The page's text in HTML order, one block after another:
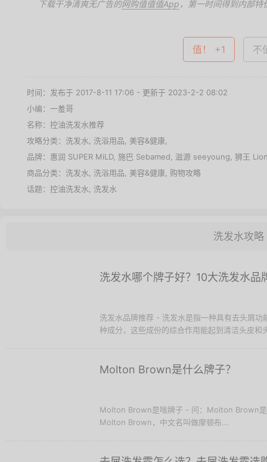
下载干净清爽无广告的网购值值值App ，第一时间得到内部特
值！ +1 不
时间：发布于 2017-8-11 17:06 - 更新于 2023-2-2 08:02
小编：一羞哥
名称： 控油洗发水推荐
攻略分类： 洗发水 洗浴用品 美容&健康
品牌： 惠润 SUPER MiLD, 施巴 Sebamed 滋源 seeyoung 狮王
商品分类： 洗发水 洗浴用品 美容&健康 购物攻略
话题： 控油洗发水 洗发水
洗发水攻略
洗发水哪个牌子好？10大洗发水品
洗发水品牌推荐 - 洗发水是指一种具有去头屑
种成分，这些成份的综合作用能起到清洁头皮和
Molton Brown是什么牌子？
Molton Brown是啥牌子 - 问：Molton Brown
Molton Brown，中文名叫做摩顿布...